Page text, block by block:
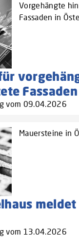
Vorgehängte
Fassaden in
Fassaden
vom 09.04.2026
Mauersteine in
meldet
vom 13.04.2026